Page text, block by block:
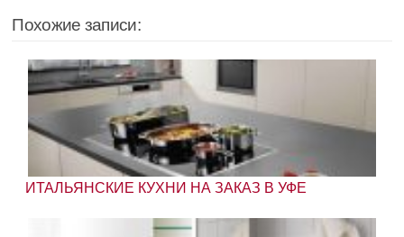
Похожие записи:
ИТАЛЬЯНСКИЕ КУХНИ НА ЗАКАЗ В УФЕ